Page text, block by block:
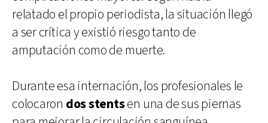
relatado el propio periodista, la situación llegó
a ser crítica y existió riesgo tanto de
amputación como de muerte.
Durante esa internación, los profesionales le
colocaron dos stentsen una de sus piernas